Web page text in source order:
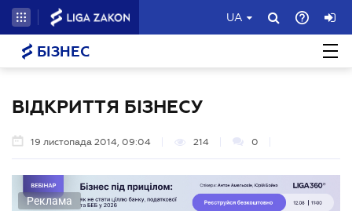
UA
БІЗНЕС
ВІДКРИТТЯ БІЗНЕСУ
19 листопада 2014, 09:04 214 0
Реклама